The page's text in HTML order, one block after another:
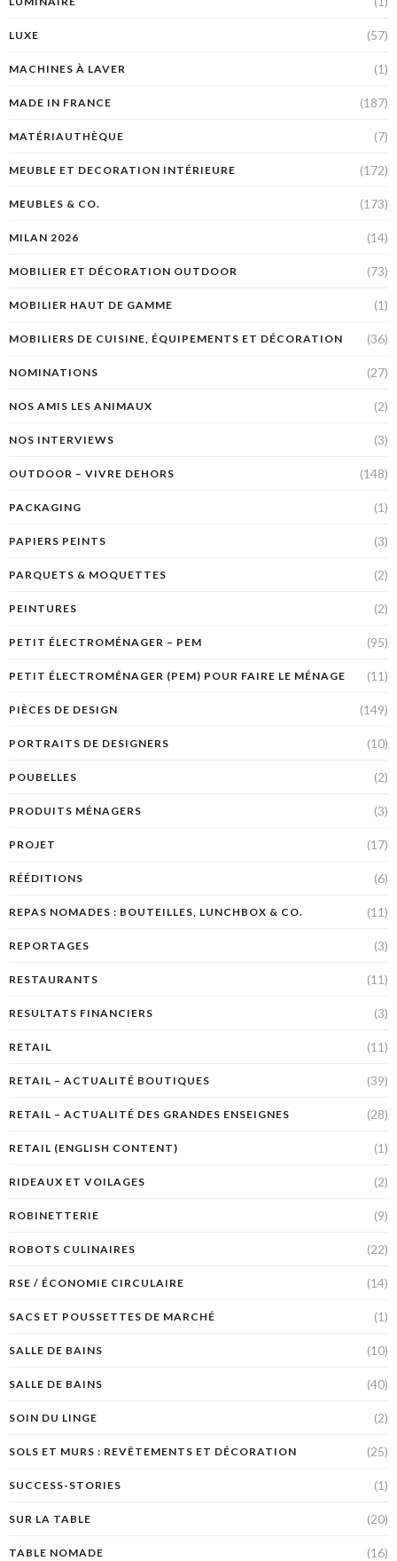
LUXE (57)
MACHINES À LAVER (1)
MADE IN FRANCE (187)
MATÉRIAUTHÈQUE (7)
MEUBLE ET DECORATION INTÉRIEURE (172)
MEUBLES & CO. (173)
MILAN 2026 (14)
MOBILIER ET DÉCORATION OUTDOOR (73)
MOBILIER HAUT DE GAMME (1)
MOBILIERS DE CUISINE, ÉQUIPEMENTS ET DÉCORATION (36)
NOMINATIONS (27)
NOS AMIS LES ANIMAUX (2)
NOS INTERVIEWS (3)
OUTDOOR – VIVRE DEHORS (148)
PACKAGING (1)
PAPIERS PEINTS (3)
PARQUETS & MOQUETTES (2)
PEINTURES (2)
PETIT ÉLECTROMÉNAGER – PEM (95)
PETIT ÉLECTROMÉNAGER (PEM) POUR FAIRE LE MÉNAGE (11)
PIÈCES DE DESIGN (149)
PORTRAITS DE DESIGNERS (10)
POUBELLES (2)
PRODUITS MÉNAGERS (3)
PROJET (17)
RÉÉDITIONS (6)
REPAS NOMADES : BOUTEILLES, LUNCHBOX & CO. (11)
REPORTAGES (3)
RESTAURANTS (11)
RESULTATS FINANCIERS (3)
RETAIL (11)
RETAIL – ACTUALITÉ BOUTIQUES (39)
RETAIL – ACTUALITÉ DES GRANDES ENSEIGNES (28)
RETAIL (ENGLISH CONTENT) (1)
RIDEAUX ET VOILAGES (2)
ROBINETTERIE (9)
ROBOTS CULINAIRES (22)
RSE / ÉCONOMIE CIRCULAIRE (14)
SACS ET POUSSETTES DE MARCHÉ (1)
SALLE DE BAINS (10)
SALLE DE BAINS (40)
SOIN DU LINGE (2)
SOLS ET MURS : REVÊTEMENTS ET DÉCORATION (25)
SUCCESS-STORIES (1)
SUR LA TABLE (20)
TABLE NOMADE (16)